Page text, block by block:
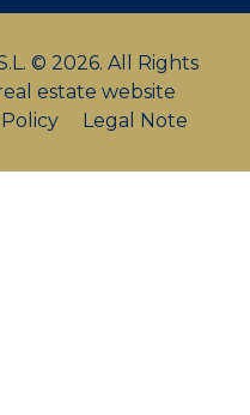
© 2026. All Rights
estate website
Legal Note